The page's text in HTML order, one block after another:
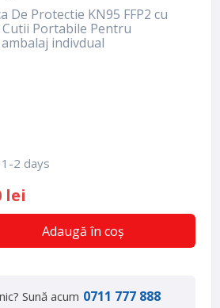
De Protectie KN95 FFP2 cu
Cutii Portabile Pentru
indivdual
1-2 days
lei
Adaugă în coș
Sună acum 0711 777 888